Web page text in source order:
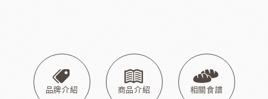
品牌介紹 商品介紹 相關食譜